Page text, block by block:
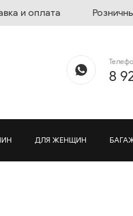
и оплата
8
ДЛЯ ЖЕНЩИН